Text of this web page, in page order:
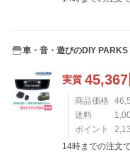
車・音・遊びのDIY PARKS
実質 45,367
商品価格
送料
ポイント
14時までの注文